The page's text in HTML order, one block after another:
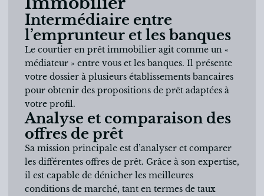
Intermédiaire entre
l’emprunteur et les banques
Le courtier en prêt immobilier agit comme un «
médiateur » entre vous et les banques. Il présente
votre dossier à plusieurs établissements bancaires
pour obtenir des propositions de prêt adaptées à
votre profil.
Analyse et comparaison des
offres de prêt
Sa mission principale est d’analyser et comparer
les différentes offres de prêt. Grâce à son expertise,
il est capable de dénicher les meilleures
conditions de marché, tant en termes de taux